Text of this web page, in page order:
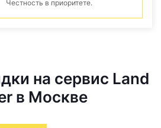
Честность в приоритете.
на сервис Land
в Москве